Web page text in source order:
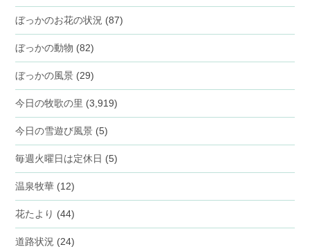
ぼっかのお花の状況 (87)
ぼっかの動物 (82)
ぼっかの風景 (29)
今日の牧歌の里 (3,919)
今日の雪遊び風景 (5)
毎週火曜日は定休日 (5)
温泉牧華 (12)
花たより (44)
道路状況 (24)